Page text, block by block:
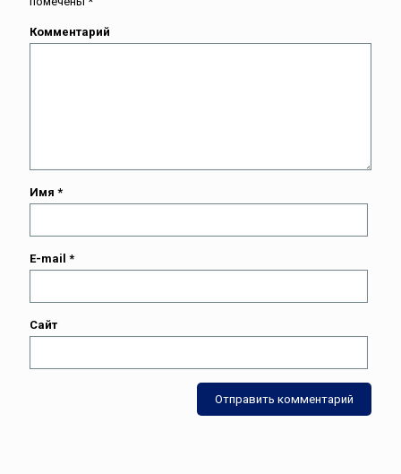
Комментарий
Имя *
E-mail *
Сайт